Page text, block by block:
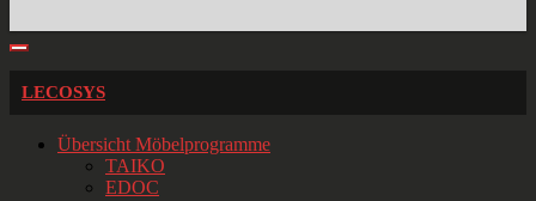
LECOSYS
Übersicht Möbelprogramme
TAIKO
EDOC